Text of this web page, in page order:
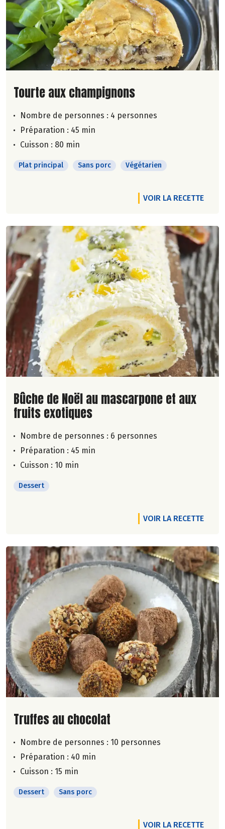
Lire la suite de la recette
Tourte aux champignons
Nombre de personnes : 4 personnes
Préparation : 45 min
Cuisson : 80 min
Plat principal Sans porc Végétarien
VOIR LA RECETTE
Lire la suite de la recette
Bûche de Noël au mascarpone et aux
fruits exotiques
Nombre de personnes : 6 personnes
Préparation : 45 min
Cuisson : 10 min
Dessert
VOIR LA RECETTE
Lire la suite de la recette
Truffes au chocolat
Nombre de personnes : 10 personnes
Préparation : 40 min
Cuisson : 15 min
Dessert Sans porc
VOIR LA RECETTE